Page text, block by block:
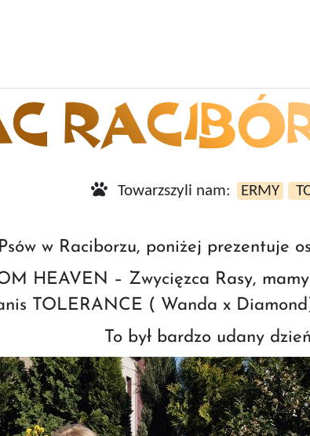
Towarzszyli nam: ERMY
w Raciborzu, poniżej prezentuje
HEAVEN – Zwycięzca Rasy,
TOLERANCE ( Wanda x
To był bardzo udany